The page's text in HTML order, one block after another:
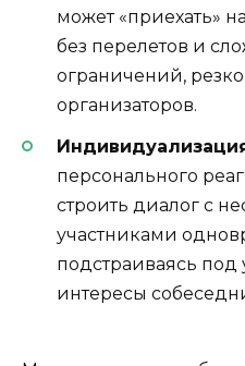
может «приехать»
без перелетов и
ограничений,
организаторов.
персонального
строить диалог с
участниками
подстраиваясь
интересы